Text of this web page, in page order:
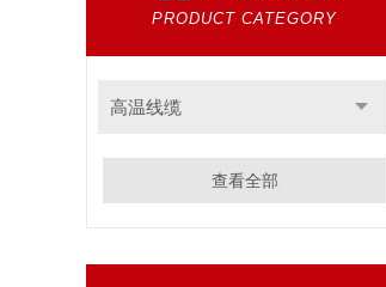
PRODUCT CATEGORY
高温线缆
查看全部